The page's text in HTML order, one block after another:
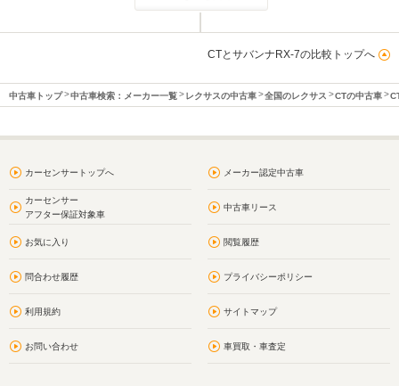
CTとサバンナRX-7の比較トップへ
中古車トップ 中古車検索：メーカー一覧 レクサスの中古車 全国のレクサス CTの中古車
カーセンサートップへ メーカー認定中古車
カーセンサー
アフター保証対象車
中古車リース
お気に入り 閲覧履歴
問合わせ履歴 プライバシーポリシー
利用規約 サイトマップ
お問い合わせ 車買取・車査定